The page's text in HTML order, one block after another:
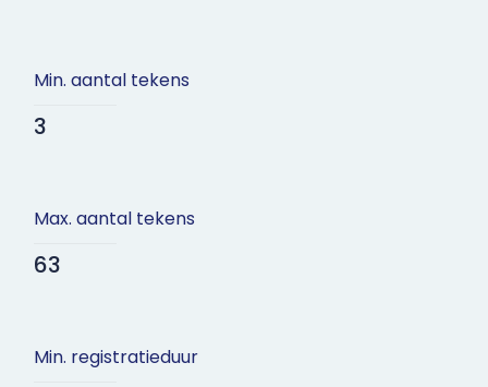
Min. aantal tekens
3
Max. aantal tekens
63
Min. registratieduur